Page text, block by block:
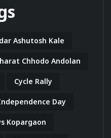
Ashutosh Kale
Chhodo Andolan
Cycle Rally
Day
Kopargaon